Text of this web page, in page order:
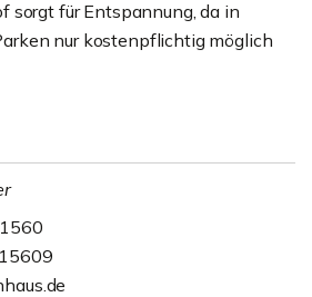
sorgt für Entspannung, da in
nur kostenpflichtig möglich